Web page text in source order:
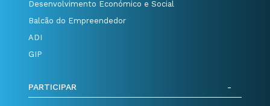
Desenvolvimento Económico e Social
Balcão do Empreendedor
ADI
GIP
PARTICIPAR